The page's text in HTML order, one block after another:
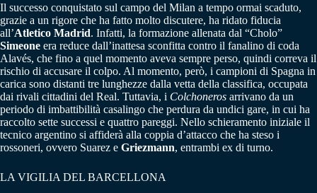
Il successo conquistato sul campo del Milan a tempo ormai scaduto,
grazie a un rigore che ha fatto molto discutere, ha ridato fiducia
all’Atletico Madrid. Infatti, la formazione allenata dal “Cholo”
Simeone era reduce dall’inattesa sconfitta contro il fanalino di coda
Alavés, che fino a quel momento aveva sempre perso, quindi correva il
rischio di accusare il colpo. Al momento, però, i campioni di Spagna in
carica sono distanti tre lunghezze dalla vetta della classifica, occupata
dai rivali cittadini del Real. Tuttavia, i Colchoneros arrivano da un
periodo di imbattibilità casalingo che perdura da undici gare, in cui ha
raccolto sette successi e quattro pareggi. Nello schieramento iniziale il
tecnico argentino si affiderà alla coppia d’attacco che ha steso i
rossoneri, ovvero Suarez e Griezmann, entrambi ex di turno.
LA VIGILIA DEL BARCELLONA